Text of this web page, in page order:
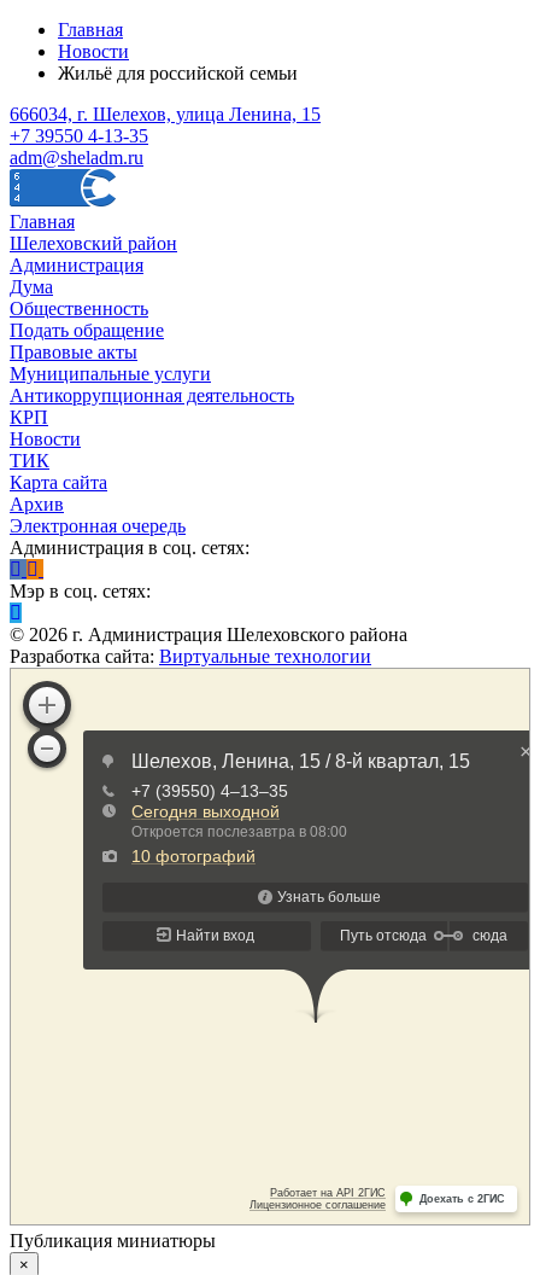
Главная
Новости
Жильё для российской семьи
666034, г. Шелехов, улица Ленина, 15
+7 39550 4-13-35
adm@sheladm.ru
Главная
Шелеховский район
Администрация
Дума
Общественность
Подать обращение
Правовые акты
Муниципальные услуги
Антикоррупционная деятельность
КРП
Новости
ТИК
Карта сайта
Архив
Электронная очередь
Администрация в соц. сетях:
Мэр в соц. сетях:
© 2026 г. Администрация Шелеховского района
Разработка сайта: Виртуальные технологии
Публикация миниатюры
×